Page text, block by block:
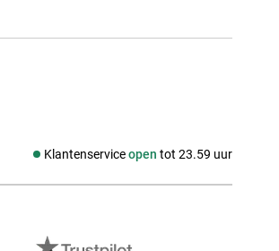
Klantenserviceopen tot 23.59 uur